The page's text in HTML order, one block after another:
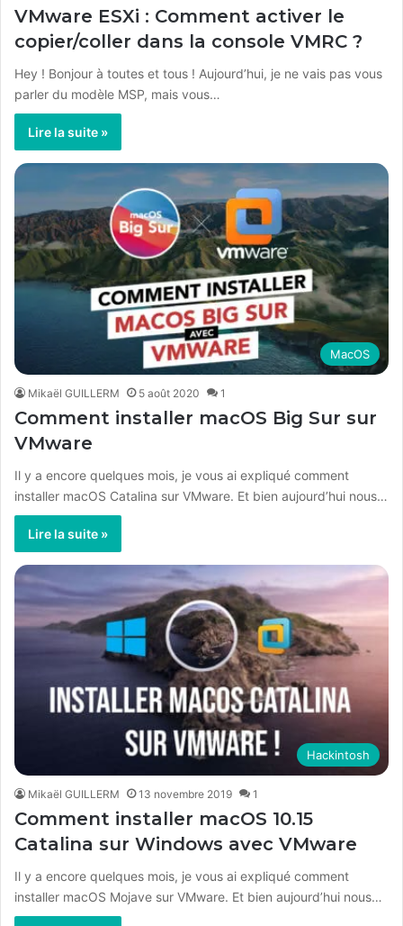
VMware ESXi : Comment activer le
copier/coller dans la console VMRC ?
Hey ! Bonjour à toutes et tous ! Aujourd’hui, je ne vais pas vous
parler du modèle MSP, mais vous…
Lire la suite »
MacOS
Mikaël GUILLERM 5 août 2020 1
Comment installer macOS Big Sur sur
VMware
Il y a encore quelques mois, je vous ai expliqué comment
installer macOS Catalina sur VMware. Et bien aujourd’hui nous…
Lire la suite »
Hackintosh
Mikaël GUILLERM 13 novembre 2019 1
Comment installer macOS 10.15
Catalina sur Windows avec VMware
Il y a encore quelques mois, je vous ai expliqué comment
installer macOS Mojave sur VMware. Et bien aujourd’hui nous…